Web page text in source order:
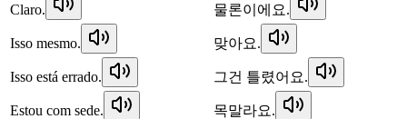
Claro. 물론이에요.
Isso mesmo. 맞아요.
Isso está errado. 그건 틀렸어요.
Estou com sede. 목말라요.